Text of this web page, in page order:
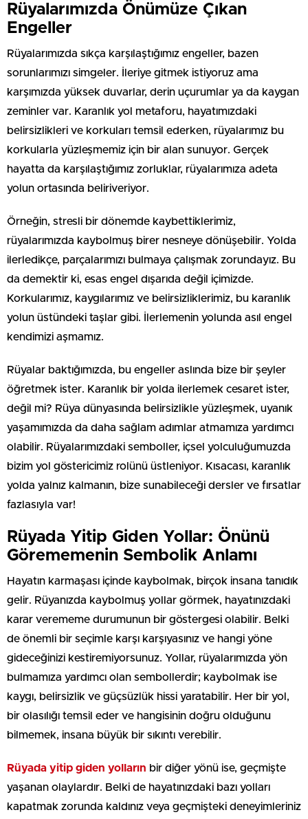
Rüyalarımızda Önümüze Çıkan
Engeller
Rüyalarımızda sıkça karşılaştığımız engeller, bazen
sorunlarımızı simgeler. İleriye gitmek istiyoruz ama
karşımızda yüksek duvarlar, derin uçurumlar ya da kaygan
zeminler var. Karanlık yol metaforu, hayatımızdaki
belirsizlikleri ve korkuları temsil ederken, rüyalarımız bu
korkularla yüzleşmemiz için bir alan sunuyor. Gerçek
hayatta da karşılaştığımız zorluklar, rüyalarımıza adeta
yolun ortasında beliriveriyor.
Örneğin, stresli bir dönemde kaybettiklerimiz,
rüyalarımızda kaybolmuş birer nesneye dönüşebilir. Yolda
ilerledikçe, parçalarımızı bulmaya çalışmak zorundayız. Bu
da demektir ki, esas engel dışarıda değil içimizde.
Korkularımız, kaygılarımız ve belirsizliklerimiz, bu karanlık
yolun üstündeki taşlar gibi. İlerlemenin yolunda asıl engel
kendimizi aşmamız.
Rüyalar baktığımızda, bu engeller aslında bize bir şeyler
öğretmek ister. Karanlık bir yolda ilerlemek cesaret ister,
değil mi? Rüya dünyasında belirsizlikle yüzleşmek, uyanık
yaşamımızda da daha sağlam adımlar atmamıza yardımcı
olabilir. Rüyalarımızdaki semboller, içsel yolculuğumuzda
bizim yol göstericimiz rolünü üstleniyor. Kısacası, karanlık
yolda yalnız kalmanın, bize sunabileceği dersler ve fırsatlar
fazlasıyla var!
Rüyada Yitip Giden Yollar: Önünü
Görememenin Sembolik Anlamı
Hayatın karmaşası içinde kaybolmak, birçok insana tanıdık
gelir. Rüyanızda kaybolmuş yollar görmek, hayatınızdaki
karar verememe durumunun bir göstergesi olabilir. Belki
de önemli bir seçimle karşı karşıyasınız ve hangi yöne
gideceğinizi kestiremiyorsunuz. Yollar, rüyalarımızda yön
bulmamıza yardımcı olan sembollerdir; kaybolmak ise
kaygı, belirsizlik ve güçsüzlük hissi yaratabilir. Her bir yol,
bir olasılığı temsil eder ve hangisinin doğru olduğunu
bilmemek, insana büyük bir sıkıntı verebilir.
Rüyada yitip giden yolların bir diğer yönü ise, geçmişte
yaşanan olaylardır. Belki de hayatınızdaki bazı yolları
kapatmak zorunda kaldınız veya geçmişteki deneyimleriniz